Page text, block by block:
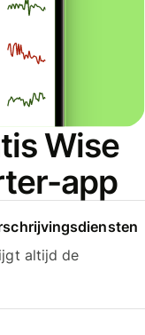
Wise
app
altijd de